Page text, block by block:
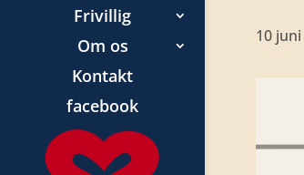
Frivillig
Om os
Kontakt
facebook
10